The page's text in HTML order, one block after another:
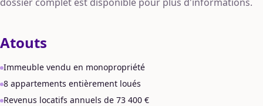
Atouts
Immeuble vendu en monopropriété
8 appartements entièrement loués
Revenus locatifs annuels de 73 400 €